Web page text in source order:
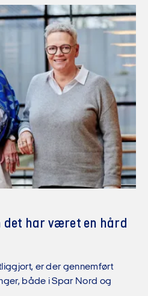
det har været en hård
er der gennemført
både i Spar Nord og